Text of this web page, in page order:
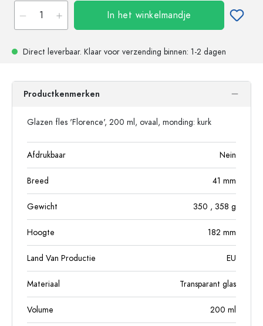
In het winkelmandje
Direct leverbaar. Klaar voor verzending binnen: 1-2 dagen
Productkenmerken
Glazen fles 'Florence', 200 ml, ovaal, monding: kurk
Afdrukbaar Nein
Breed 41 mm
Gewicht 350 , 358 g
Hoogte 182 mm
Land Van Productie EU
Materiaal Transparant glas
Volume 200 ml